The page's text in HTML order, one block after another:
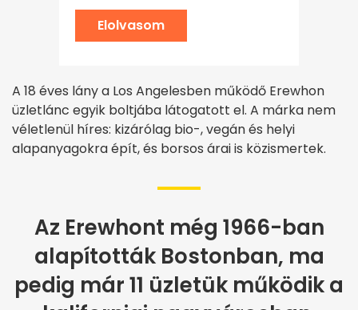
Elolvasom
A 18 éves lány a Los Angelesben működő Erewhon
üzletlánc egyik boltjába látogatott el. A márka nem
véletlenül híres: kizárólag bio-, vegán és helyi
alapanyagokra épít, és borsos árai is közismertek.
Az Erewhont még 1966-ban
alapították Bostonban, ma
pedig már 11 üzletük működik a